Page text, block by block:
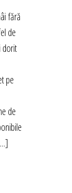
fără
de
dorit
pe
de